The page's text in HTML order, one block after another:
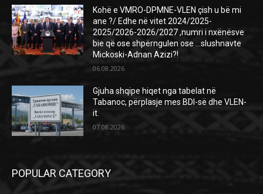
Kohë e VMRO-DPMNE-VLEN çish u bë mi
ane ?/ Edhe në vitet 2024/2025-
2025/2026-2026/2027 ,numri i nxënësve
bie që ose shpërngulen ose …slushnavte
Mickoski-Adnan Azizi?!
06.08.2026
Gjuha shqipe hiqet nga tabelat në
Tabanoc, përplasje mes BDI-së dhe VLEN-
it.
07.08.2026
POPULAR CATEGORY